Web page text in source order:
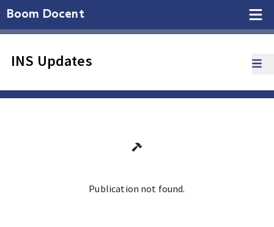
Boom Docent
INS Updates
Publication not found.